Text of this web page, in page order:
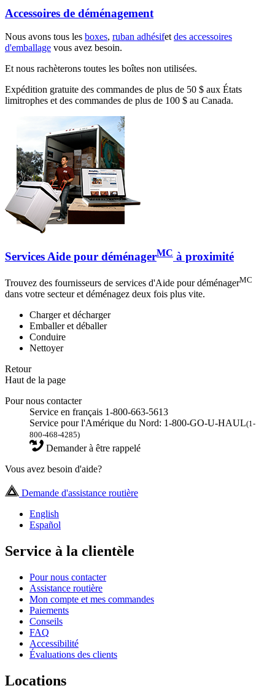
Accessoires de déménagement
Nous avons tous les boxes, ruban adhésifet des accessoires
d'emballage vous avez besoin.
Et nous rachèterons toutes les boîtes non utilisées.
Expédition gratuite des commandes de plus de 50 $ aux États
limitrophes et des commandes de plus de 100 $ au Canada.
Services Aide pour déménagerMC à proximité
Trouvez des fournisseurs de services d'Aide pour déménagerMC
dans votre secteur et déménagez deux fois plus vite.
Charger et décharger
Emballer et déballer
Conduire
Nettoyer
Retour
Haut de la page
Pour nous contacter
Service en français 1-800-663-5613
Service pour l'Amérique du Nord: 1-800-GO-U-HAUL(1-
800-468-4285)
Demander à être rappelé
Vous avez besoin d'aide?
Demande d'assistance routière
English
Español
Service à la clientèle
Pour nous contacter
Assistance routière
Mon compte et mes commandes
Paiements
Conseils
FAQ
Accessibilité
Évaluations des clients
Locations